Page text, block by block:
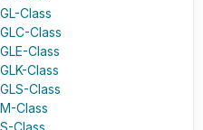
Class
Class
Class
Class
Class
Class
Class